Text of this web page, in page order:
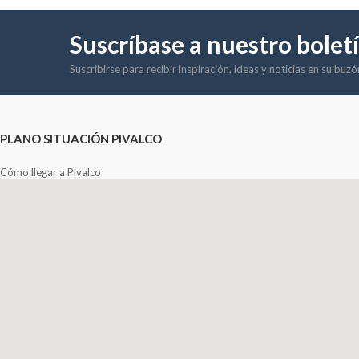
Suscríbase a nuestro
Suscribirse para recibir inspiración, ideas y noticias en su
PLANO SITUACIÓN PIVALCO
Cómo llegar a Pivalco